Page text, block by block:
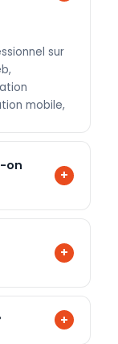
sur
mobile,
on